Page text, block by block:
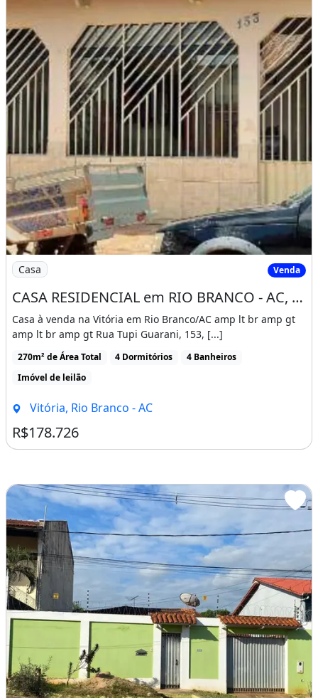
Imagem: CASA RESIDENCIAL em RIO BRANCO - AC,
Casa Venda
CASA RESIDENCIAL em RIO BRANCO - AC, VITÓRIA
Casa à venda na Vitória em Rio Branco/AC amp lt br amp gt
amp lt br amp gt Rua Tupi Guarani, 153, [...]
270m² de Área Total 4 Dormitórios
4 Banheiros
Imóvel de leilão
Vitória, Rio Branco - AC
R$178.726